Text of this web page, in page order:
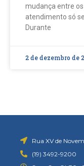
mudança entre
atendimento só
Durante
2 de dezembro de
Rua XV de
(19) 3492-9200